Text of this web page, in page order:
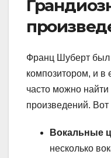
Франц Шуберт был
композитором, и в
часто можно
произведений.
Вокальные
несколько